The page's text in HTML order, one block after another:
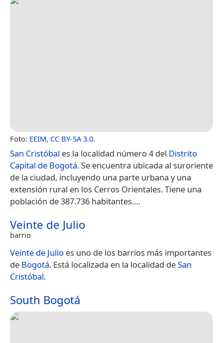
Foto: EEIM, CC BY-SA 3.0.
San Cristóbal es la localidad número 4 del Distrito
Capital de Bogotá. Se encuentra ubicada al suroriente
de la ciudad, incluyendo una parte urbana y una
extensión rural en los Cerros Orientales. Tiene una
población de 387.736 habitantes.​…
Veinte de Julio
barrio
Veinte de Julio es uno de los barrios más importantes
de Bogotá. Está localizada en la localidad deSan
Cristóbal.
South Bogotá